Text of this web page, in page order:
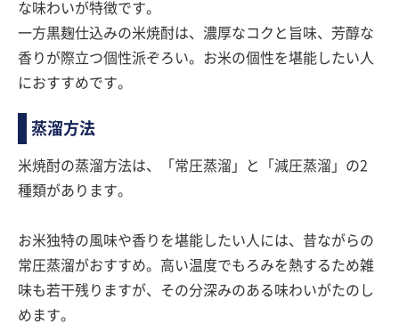
な味わいが特徴です。
一方黒麹仕込みの米焼酎は、濃厚なコクと旨味、芳醇な
香りが際立つ個性派ぞろい。お米の個性を堪能したい人
におすすめです。
蒸溜方法
米焼酎の蒸溜方法は、「常圧蒸溜」と「減圧蒸溜」の2
種類があります。
お米独特の風味や香りを堪能したい人には、昔ながらの
常圧蒸溜がおすすめ。高い温度でもろみを熱するため雑
味も若干残りますが、その分深みのある味わいがたのし
めます。